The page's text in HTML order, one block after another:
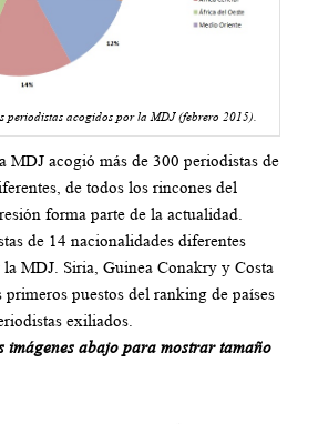
periodistas acogidos por la MDJ (febrero 2015).
MDJ acogió más de 300 periodistas de
de todos los rincones del
forma parte de la actualidad.
de 14 nacionalidades diferentes
MDJ. Siria, Guinea Conakry y Costa
puestos del ranking de países
exiliados.
imágenes abajo para mostrar tamaño